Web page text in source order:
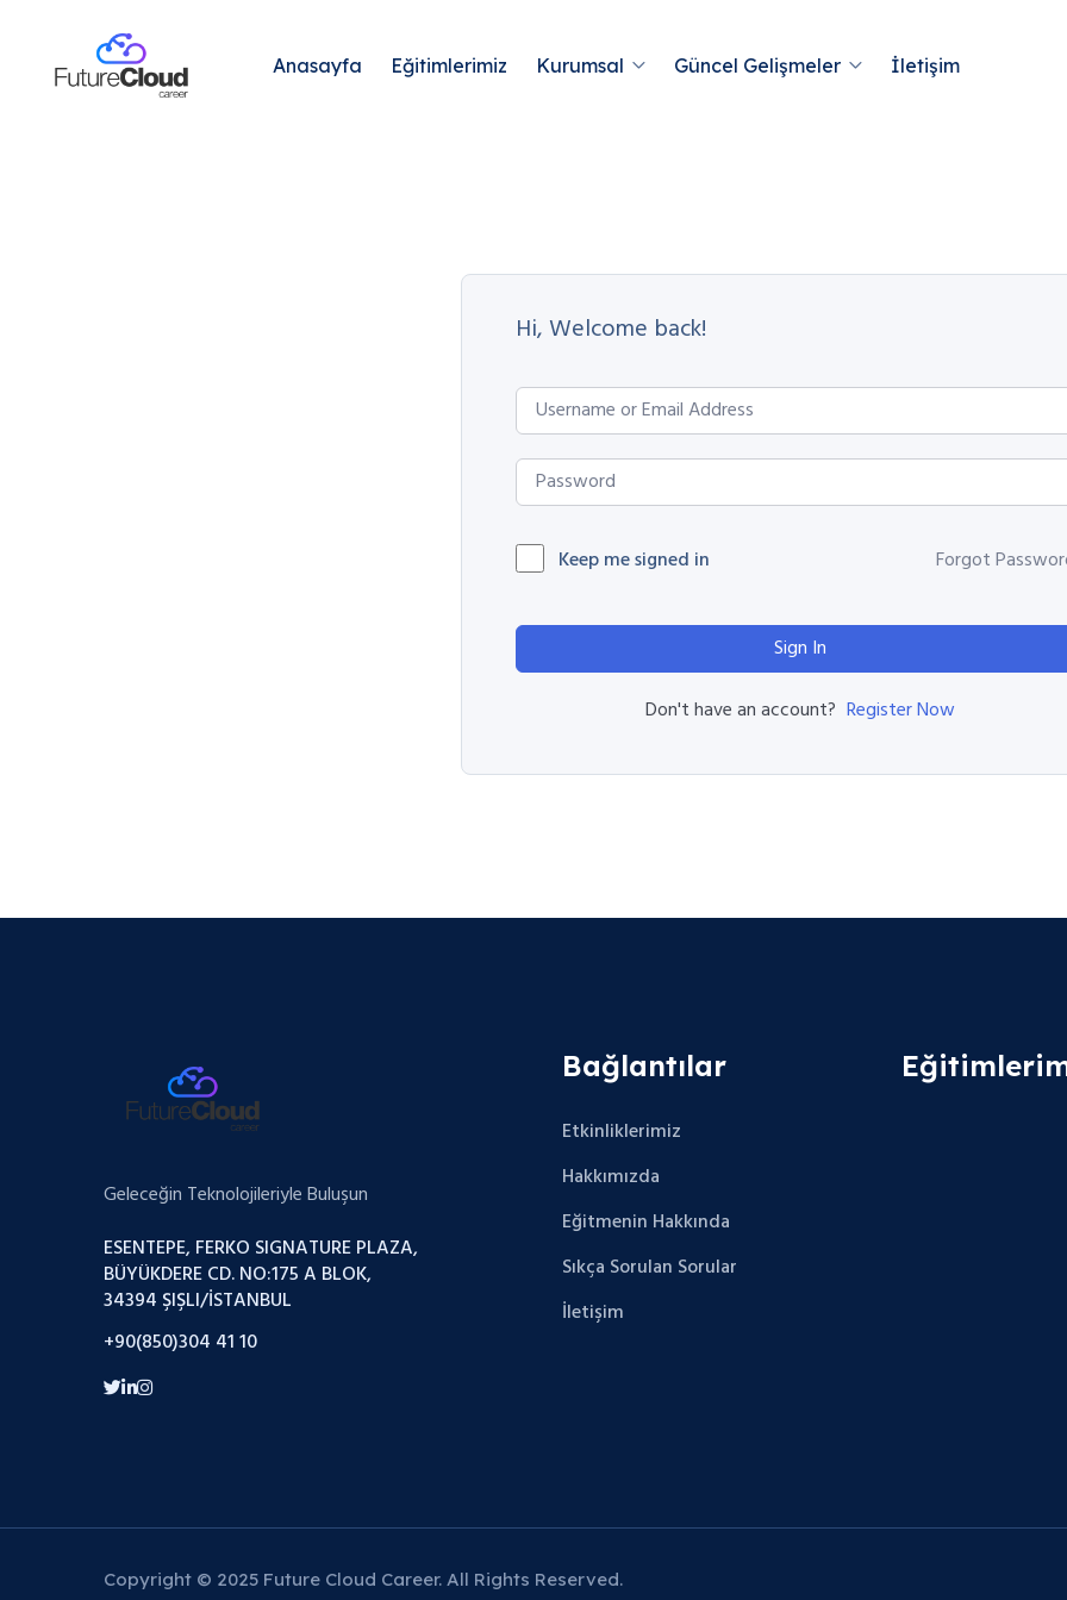
Anasayfa Eğitimlerimiz Kurumsal Güncel Gelişmeler İletişim
Hi, Welcome back!
Keep me signed in Forgot
Sign In
Don't have an account? Register Now
Geleceğin Teknolojileriyle Buluşun
ESENTEPE, FERKO SIGNATURE PLAZA,
BÜYÜKDERE CD. NO:175 A BLOK,
34394 ŞIŞLI/İSTANBUL
+90(850)304 41 10
Bağlantılar
Etkinliklerimiz
Hakkımızda
Eğitmenin Hakkında
Sıkça Sorulan Sorular
İletişim
Copyright © 2025 Future Cloud Career. All Rights Reserved.